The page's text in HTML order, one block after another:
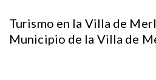
Turismo en la Villa de
Municipio de la Villa de